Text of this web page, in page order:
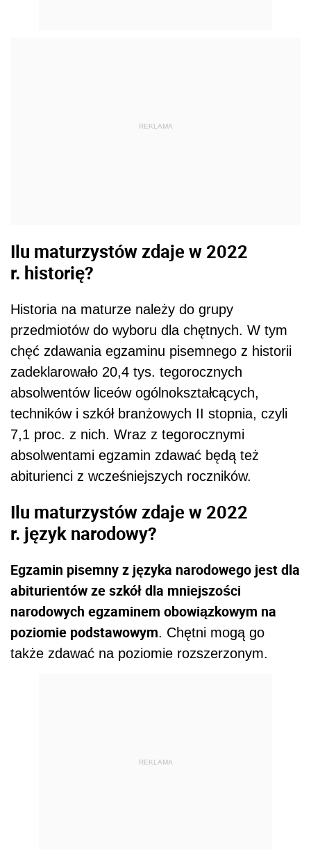
REKLAMA
Ilu maturzystów zdaje w 2022
r. historię?
Historia na maturze należy do grupy
przedmiotów do wyboru dla chętnych. W tym
chęć zdawania egzaminu pisemnego z historii
zadeklarowało 20,4 tys. tegorocznych
absolwentów liceów ogólnokształcących,
techników i szkół branżowych II stopnia, czyli
7,1 proc. z nich. Wraz z tegorocznymi
absolwentami egzamin zdawać będą też
abiturienci z wcześniejszych roczników.
Ilu maturzystów zdaje w 2022
r. język narodowy?
Egzamin pisemny z języka narodowego jest dla
abiturientów ze szkół dla mniejszości
narodowych egzaminem obowiązkowym na
poziomie podstawowym. Chętni mogą go
także zdawać na poziomie rozszerzonym.
REKLAMA